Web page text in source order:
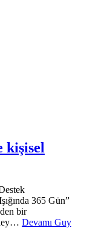
kişisel
365 Gün”
bir
Devamı Guy